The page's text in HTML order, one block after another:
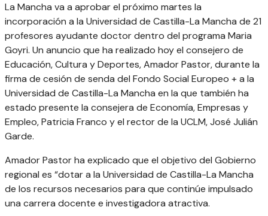
La Mancha va a aprobar el próximo martes la
incorporación a la Universidad de Castilla-La Mancha de 21
profesores ayudante doctor dentro del programa Maria
Goyri. Un anuncio que ha realizado hoy el consejero de
Educación, Cultura y Deportes, Amador Pastor, durante la
firma de cesión de senda del Fondo Social Europeo + a la
Universidad de Castilla-La Mancha en la que también ha
estado presente la consejera de Economía, Empresas y
Empleo, Patricia Franco y el rector de la UCLM, José Julián
Garde.
Amador Pastor ha explicado que el objetivo del Gobierno
regional es “dotar a la Universidad de Castilla-La Mancha
de los recursos necesarios para que continúe impulsado
una carrera docente e investigadora atractiva.